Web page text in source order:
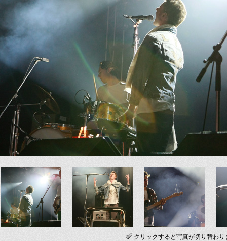
クリックすると写真が切り替わり